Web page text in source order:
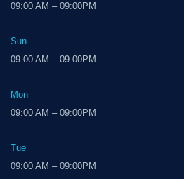
09:00 AM – 09:00PM
Sun
09:00 AM – 09:00PM
Mon
09:00 AM – 09:00PM
Tue
09:00 AM – 09:00PM